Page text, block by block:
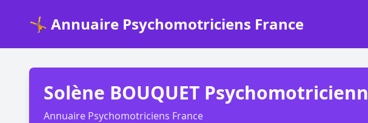
🤸 Annuaire Psychomotriciens France
Solène BOUQUET
Annuaire Psychomotriciens France